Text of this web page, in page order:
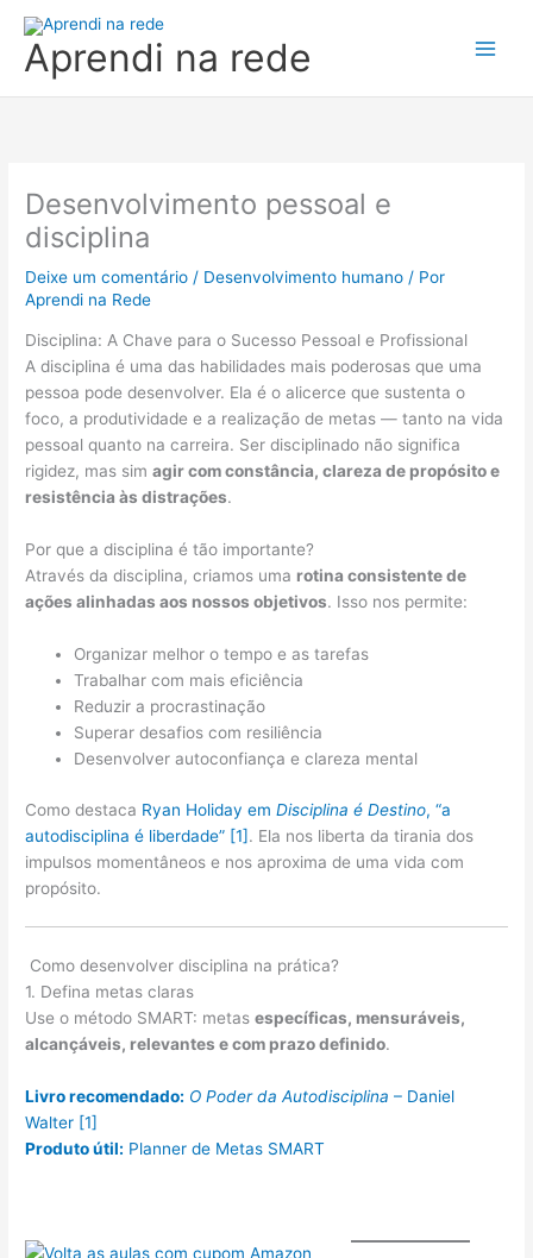
paraAprendi na rede
Desenvolvimento pessoal e
disciplina
Deixe um comentário / Desenvolvimento humano / Por
Aprendi na Rede
Disciplina: A Chave para o Sucesso Pessoal e Profissional
A disciplina é uma das habilidades mais poderosas que uma
pessoa pode desenvolver. Ela é o alicerce que sustenta o
foco, a produtividade e a realização de metas — tanto na vida
pessoal quanto na carreira. Ser disciplinado não significa
rigidez, mas simagir com constância, clareza de propósito e
resistência às distrações.
Por que a disciplina é tão importante?
Através da disciplina, criamos uma rotina consistente de
ações alinhadas aos nossos objetivos. Isso nos permite:
Organizar melhor o tempo e as tarefas
Trabalhar com mais eficiência
Reduzir a procrastinação
Superar desafios com resiliência
Desenvolver autoconfiança e clareza mental
Como destaca Ryan Holiday emDisciplina é Destino, “a
autodisciplina é liberdade” [1]. Ela nos liberta da tirania dos
impulsos momentâneos e nos aproxima de uma vida com
propósito.
️ Como desenvolver disciplina na prática?
1. Defina metas claras
Use o método SMART: metasespecíficas, mensuráveis,
alcançáveis, relevantes e com prazo definido.
Livro recomendado: O Poder da Autodisciplina – Daniel
Walter [1]
Produto útil: Planner de Metas SMART